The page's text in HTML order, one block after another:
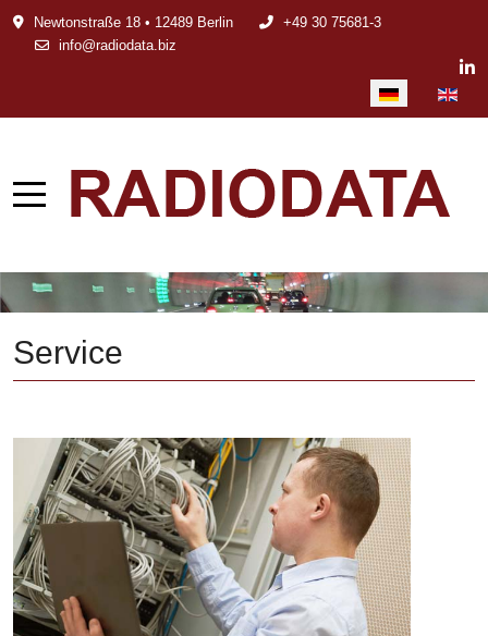
Newtonstraße 18 • 12489 Berlin
+49 30 75681-3
info@radiodata.biz
Sprache auswählen
Service